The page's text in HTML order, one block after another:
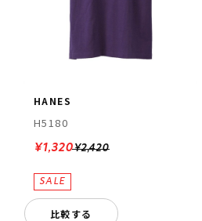
HANES
H5180
¥2,420
¥1,320
比較する